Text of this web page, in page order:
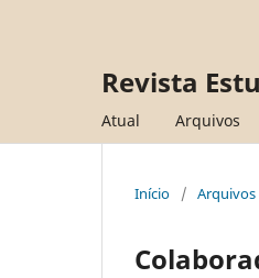
Revista
Atual Arquivos
Início / Arquivos